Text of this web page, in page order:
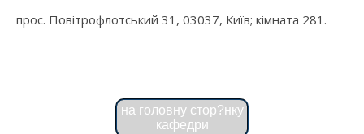
прос. Повітрофлотський 31, 03037, Київ; кімната 281.
на головну стор?нку
кафедри